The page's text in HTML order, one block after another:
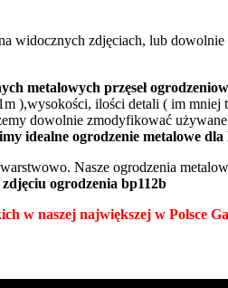
widocznych zdjęciach, lub
metalowych przęseł
),wysokości, ilości detali ( im
dowolnie zmodyfikować
idealne ogrodzenie metalowe dla
Nasze ogrodzenia
ogrodzenia bp112b
w naszej największej w Polsce